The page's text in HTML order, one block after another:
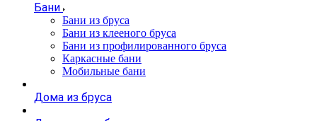
Бани
Бани из бруса
Бани из клееного бруса
Бани из профилированного бруса
Каркасные бани
Мобильные бани
Дома из бруса